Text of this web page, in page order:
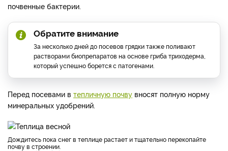
почвенные бактерии.
Обратите внимание
За несколько дней до посевов грядки также поливают
растворами биопрепаратов на основе гриба триходерма,
который успешно борется с патогенами.
Перед посевами в тепличную почву вносят полную норму
минеральных удобрений.
дождитесь пока снег в теплице растает и тщательно перекопайте
почву в строении.